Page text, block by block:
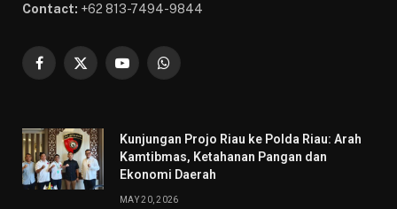
Contact: +62 813-7494-9844
Facebook
X
YouTubeWhatsApp
Kunjungan Projo Riau ke Polda Riau: Arah
Kamtibmas, Ketahanan Pangan dan
Ekonomi Daerah
MAY 20, 2026